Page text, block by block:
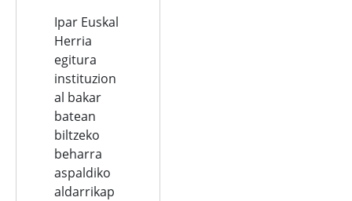
Ipar Euskal
Herria
egitura
instituzion
al bakar
batean
biltzeko
beharra
aspaldiko
aldarrikap